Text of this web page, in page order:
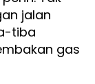
jalan
tiba
gas